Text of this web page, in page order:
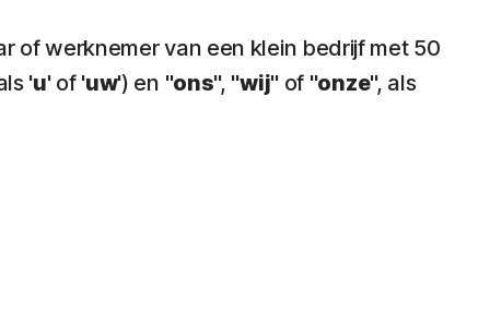
of werknemer van een klein bedrijf met 50
'u' of 'uw') en "ons", "wij" of "onze", als